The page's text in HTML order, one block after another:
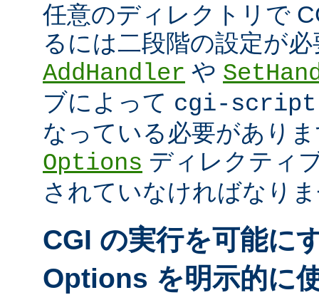
任意のディレクトリで
るには二段階の設定が
AddHandler や
ブによって cgi-script
なっている必要があり
Options ディレクティ
されていなければなり
CGI の実行を可能に
Options を明示的に